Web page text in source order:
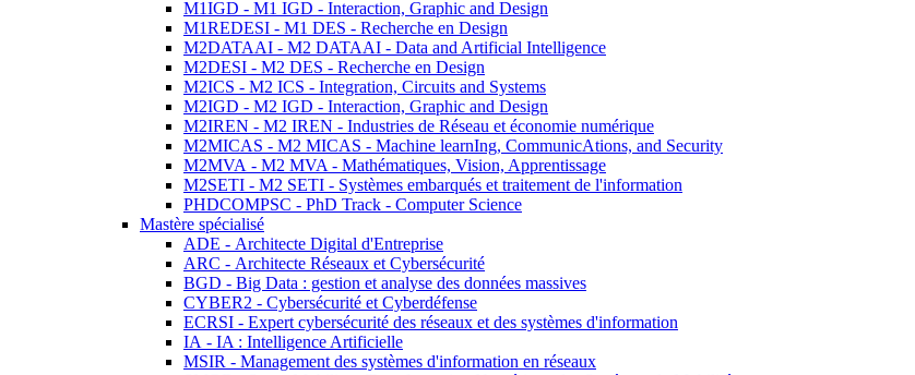
M1IGD - M1 IGD - Interaction, Graphic and Design
M1REDESI - M1 DES - Recherche en Design
M2DATAAI - M2 DATAAI - Data and Artificial Intelligence
M2DESI - M2 DES - Recherche en Design
M2ICS - M2 ICS - Integration, Circuits and Systems
M2IGD - M2 IGD - Interaction, Graphic and Design
M2IREN - M2 IREN - Industries de Réseau et économie numérique
M2MICAS - M2 MICAS - Machine learnIng, CommunicAtions, and Security
M2MVA - M2 MVA - Mathématiques, Vision, Apprentissage
M2SETI - M2 SETI - Systèmes embarqués et traitement de l'information
PHDCOMPSC - PhD Track - Computer Science
Mastère spécialisé
ADE - Architecte Digital d'Entreprise
ARC - Architecte Réseaux et Cybersécurité
BGD - Big Data : gestion et analyse des données massives
CYBER2 - Cybersécurité et Cyberdéfense
ECRSI - Expert cybersécurité des réseaux et des systèmes d'information
IA - IA : Intelligence Artificielle
MSIR - Management des systèmes d'information en réseaux